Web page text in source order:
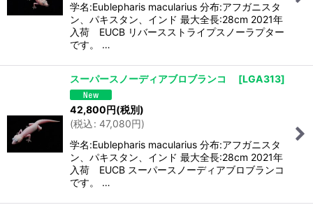
学名:Eublepharis macularius 分布:アフガニスタ
ン、パキスタン、インド 最大全長:28cm 2021年
入荷 EUCB リバースストライプスノーラプター
です。 …
スーパースノーディアブロブランコ [LGA313]
42,800円(税別)
(税込: 47,080円)
学名:Eublepharis macularius 分布:アフガニスタ
ン、パキスタン、インド 最大全長:28cm 2021年
入荷 EUCB スーパースノーディアブロブランコ
です。 …